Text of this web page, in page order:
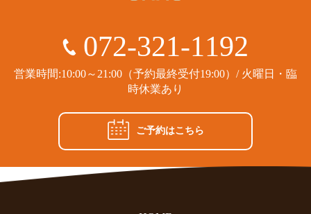
072-321-1192
営業時間:10:00～21:00（予約最終受付19:00）/ 火曜日・臨
時休業あり
ご予約はこちら